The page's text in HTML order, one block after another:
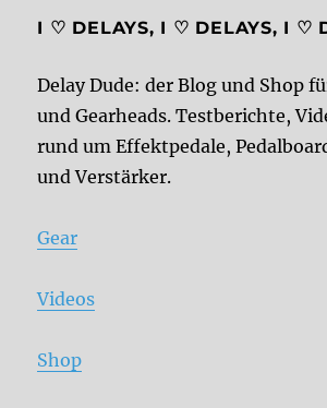
I ♡ DELAYS, I ♡ DELAYS, I ♡
Delay Dude: der Blog und Shop
und Gearheads. Testberichte,
rund um Effektpedale,
und Verstärker.
Gear
Videos
Shop